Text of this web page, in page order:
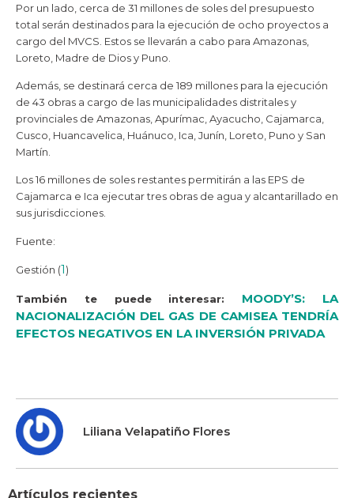
Por un lado, cerca de 31 millones de soles del presupuesto
total serán destinados para la ejecución de ocho proyectos a
cargo del MVCS. Estos se llevarán a cabo para Amazonas,
Loreto, Madre de Dios y Puno.
Además, se destinará cerca de 189 millones para la ejecución
de 43 obras a cargo de las municipalidades distritales y
provinciales de Amazonas, Apurímac, Ayacucho, Cajamarca,
Cusco, Huancavelica, Huánuco, Ica, Junín, Loreto, Puno y San
Martín.
Los 16 millones de soles restantes permitirán a las EPS de
Cajamarca e Ica ejecutar tres obras de agua y alcantarillado en
sus jurisdicciones.
Fuente:
Gestión (1)
También te puede interesar: MOODY’S: LA
NACIONALIZACIÓN DEL GAS DE CAMISEA TENDRÍA
EFECTOS NEGATIVOS EN LA INVERSIÓN PRIVADA
Liliana Velapatiño Flores
Artículos recientes